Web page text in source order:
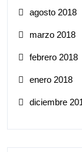
agosto 2018
marzo 2018
febrero 2018
enero 2018
diciembre